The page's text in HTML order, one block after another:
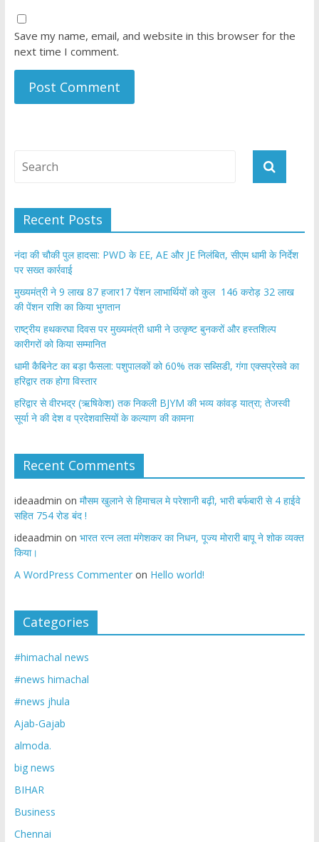
Save my name, email, and website in this browser for the
next time I comment.
Recent Posts
नंदा की चौकी पुल हादसा: PWD के EE, AE और JE निलंबित, सीएम धामी के निर्देश
पर सख्त कार्रवाई
मुख्यमंत्री ने 9 लाख 87 हजार17 पेंशन लाभार्थियों को कुल 146 करोड़ 32 लाख
की पेंशन राशि का किया भुगतान
राष्ट्रीय हथकरघा दिवस पर मुख्यमंत्री धामी ने उत्कृष्ट बुनकरों और हस्तशिल्प
कारीगरों को किया सम्मानित
​धामी कैबिनेट का बड़ा फैसला: पशुपालकों को 60% तक सब्सिडी, गंगा एक्सप्रेसवे का
हरिद्वार तक होगा विस्तार
​हरिद्वार से वीरभद्र (ऋषिकेश) तक निकली BJYM की भव्य कांवड़ यात्रा; तेजस्वी
सूर्या ने की देश व प्रदेशवासियों के कल्याण की कामना
Recent Comments
ideaadmin on मौसम खुलाने से हिमाचल मे परेशानी बढ़ी, भारी बर्फबारी से 4 हाईवे
सहित 754 रोड बंद !
ideaadmin on भारत रत्न लता मंगेशकर का निधन, पूज्य मोरारी बापू ने शोक व्यक्त
किया।
A WordPress Commenteron Hello world!
Categories
#himachal news
#news himachal
#news jhula
Ajab-Gajab
almoda.
big news
BIHAR
Business
Chennai